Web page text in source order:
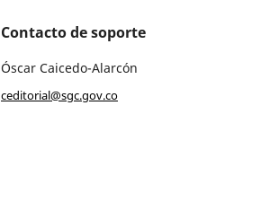
Contacto de soporte
Óscar Caicedo-Alarcón
ceditorial@sgc.gov.co